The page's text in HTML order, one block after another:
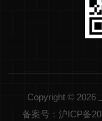
Copyright © 2026
备案号：沪ICP备